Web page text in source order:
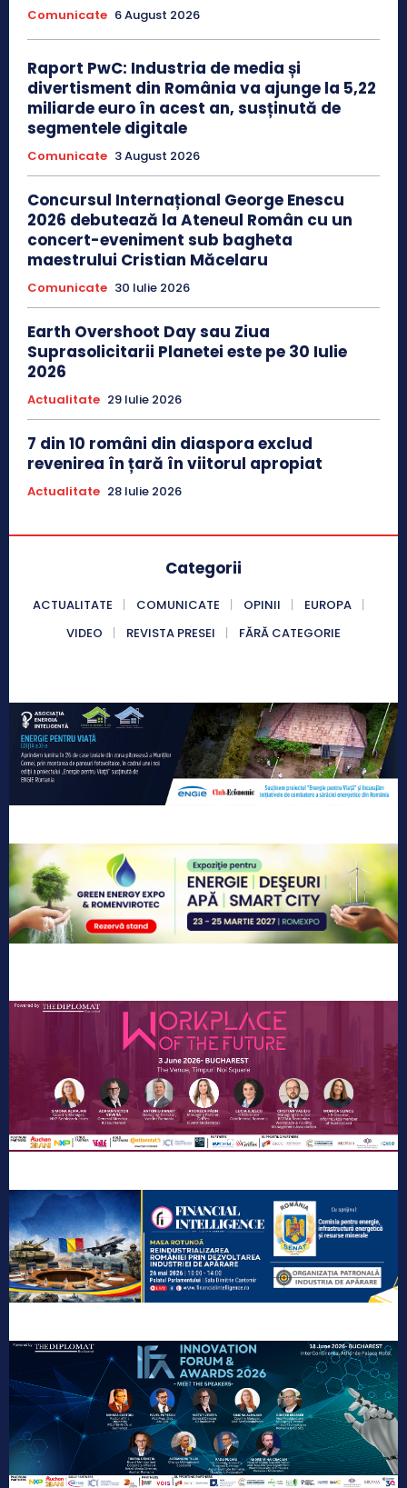
Comunicate 6 August 2026
Raport PwC: Industria de media și
divertisment din România va ajunge la 5,22
miliarde euro în acest an, susținută de
segmentele digitale
Comunicate 3 August 2026
Concursul Internațional George Enescu
2026 debutează la Ateneul Român cu un
concert-eveniment sub bagheta
maestrului Cristian Măcelaru
Comunicate 30 Iulie 2026
Earth Overshoot Day sau Ziua
Suprasolicitarii Planetei este pe 30 Iulie
2026
Actualitate 29 Iulie 2026
7 din 10 români din diaspora exclud
revenirea în țară în viitorul apropiat
Actualitate 28 Iulie 2026
Categorii
ACTUALITATE COMUNICATE OPINII
EUROPA
VIDEO
REVISTA PRESEI FĂRĂ CATEGORIE